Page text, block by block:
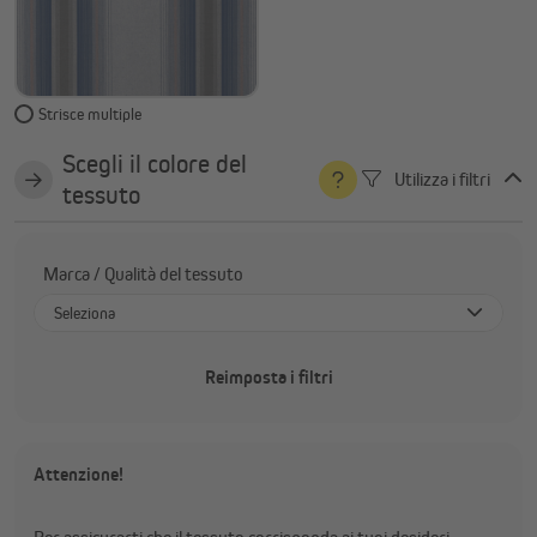
Strisce multiple
Scegli il colore del
tessuto
Utilizza i filtri
Marca / Qualità del tessuto
Seleziona
Sauleda - idrorepellente (Acrilico)
Recasens (Acrilico)
Reimposta i filtri
Attenzione!